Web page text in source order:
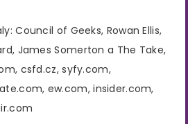
Council of Geeks, Rowan Ellis,
James Somerton a The Take,
csfd.cz, syfy.com,
ew.com, insider.com,